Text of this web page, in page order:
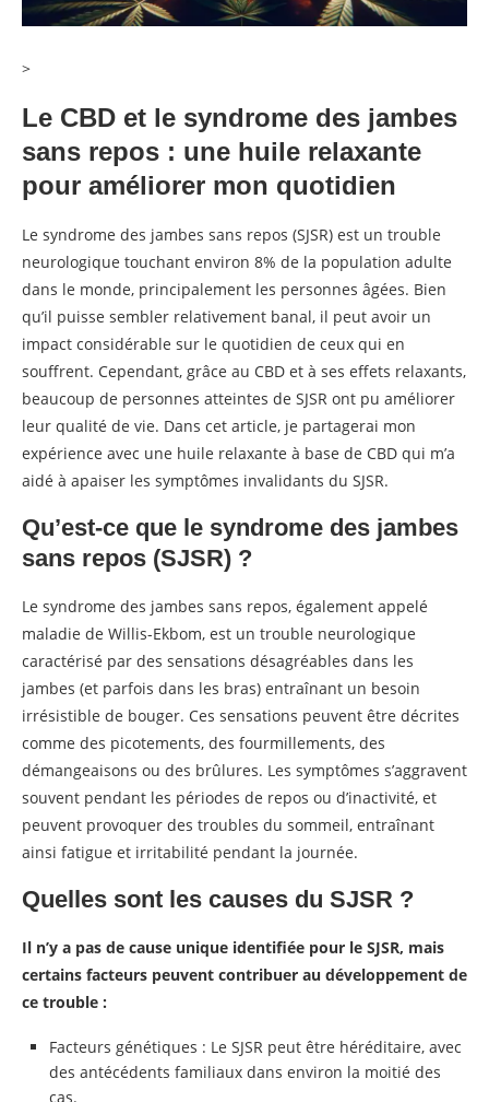
>
Le CBD et le syndrome des jambes
sans repos : une huile relaxante
pour améliorer mon quotidien
Le syndrome des jambes sans repos (SJSR) est un trouble
neurologique touchant environ 8% de la population adulte
dans le monde, principalement les personnes âgées. Bien
qu’il puisse sembler relativement banal, il peut avoir un
impact considérable sur le quotidien de ceux qui en
souffrent. Cependant, grâce au CBD et à ses effets relaxants,
beaucoup de personnes atteintes de SJSR ont pu améliorer
leur qualité de vie. Dans cet article, je partagerai mon
expérience avec une huile relaxante à base de CBD qui m’a
aidé à apaiser les symptômes invalidants du SJSR.
Qu’est-ce que le syndrome des jambes
sans repos (SJSR) ?
Le syndrome des jambes sans repos, également appelé
maladie de Willis-Ekbom, est un trouble neurologique
caractérisé par des sensations désagréables dans les
jambes (et parfois dans les bras) entraînant un besoin
irrésistible de bouger. Ces sensations peuvent être décrites
comme des picotements, des fourmillements, des
démangeaisons ou des brûlures. Les symptômes s’aggravent
souvent pendant les périodes de repos ou d’inactivité, et
peuvent provoquer des troubles du sommeil, entraînant
ainsi fatigue et irritabilité pendant la journée.
Quelles sont les causes du SJSR ?
Il n’y a pas de cause unique identifiée pour le SJSR, mais
certains facteurs peuvent contribuer au développement de
ce trouble :
Facteurs génétiques : Le SJSR peut être héréditaire, avec
des antécédents familiaux dans environ la moitié des
cas.